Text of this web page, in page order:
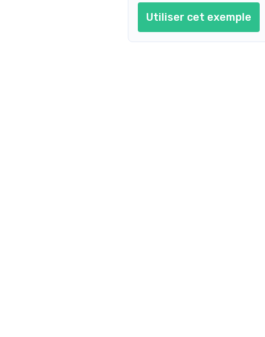
Utiliser cet exemple